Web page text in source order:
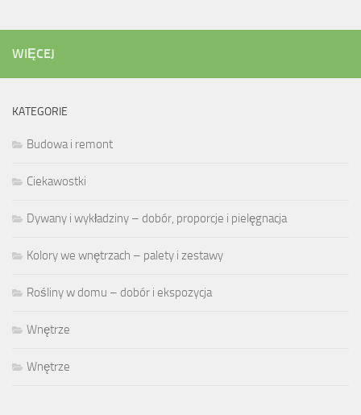
WIĘCEJ
KATEGORIE
Budowa i remont
Ciekawostki
Dywany i wykładziny – dobór, proporcje i pielęgnacja
Kolory we wnętrzach – palety i zestawy
Rośliny w domu – dobór i ekspozycja
Wnętrze
Wnętrze